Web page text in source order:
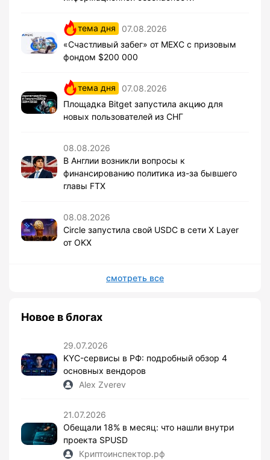
тема дня
07.08.2026
«Счастливый забег» от MEXC с призовым
фондом $200 000
тема дня
07.08.2026
Площадка Bitget запустила акцию для
новых пользователей из СНГ
08.08.2026
В Англии возникли вопросы к
финансированию политика из-за бывшего
главы FTX
08.08.2026
Circle запустила свой USDC в сети X Layer
от OKX
смотреть все
Новое в блогах
29.07.2026
KYC-сервисы в РФ: подробный обзор 4
основных вендоров
Alex Zverev
21.07.2026
Обещали 18% в месяц: что нашли внутри
проекта SPUSD
Криптоинспектор.рф